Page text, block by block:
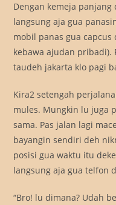
Dengan kemeja
langsung aja gua
mobil panas gua
kebawa ajudan pribadi).
taudeh jakarta klo pagi
Kira2 setengah
mules. Mungkin lu juga
sama. Pas jalan lagi
bayangin sendiri deh
posisi gua waktu itu
langsung aja gua telfon
“Bro! lu dimana? Udah